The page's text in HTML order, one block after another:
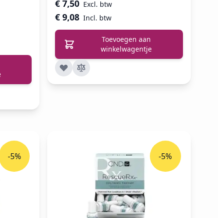
€ 9,08
€ 7,50
Toevoegen aan
winkelwagentje
-5% -5%